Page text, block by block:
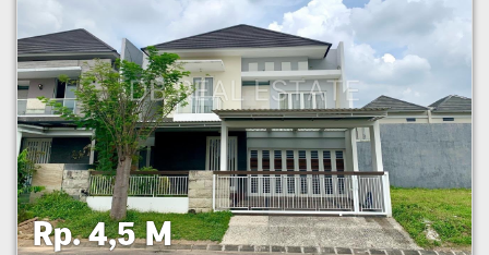
Rp. 4,5 M